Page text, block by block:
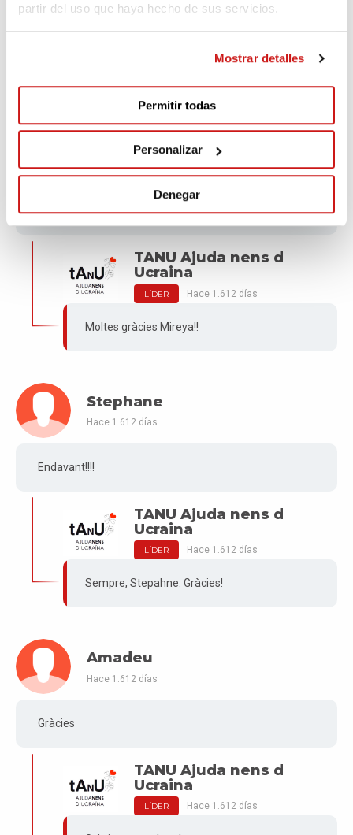
partir del uso que haya hecho de sus servicios.
Mostrar detalles
Permitir todas
Personalizar
Denegar
Mireya Relat
Hace 1.612 días
Força contra la injusticia anims contra la violencia amor
contra el mal
TANU Ajuda nens d
Ucraina
LÍDER Hace 1.612 días
Moltes gràcies Mireya!!
Stephane
Hace 1.612 días
Endavant!!!!
TANU Ajuda nens d
Ucraina
LÍDER Hace 1.612 días
Sempre, Stepahne. Gràcies!
Amadeu
Hace 1.612 días
Gràcies
TANU Ajuda nens d
Ucraina
LÍDER Hace 1.612 días